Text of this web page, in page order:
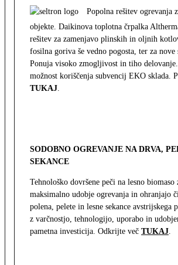
Popolna rešitev ogrevanja
objekte. Daikinova toplotna črpalka
rešitev za zamenjavo plinskih in oljnih
fosilna goriva še vedno pogosta, ter za nove
Ponuja visoko zmogljivost in tiho
možnost koriščenja subvencij EKO sklada.
TUKAJ.
SODOBNO OGREVANJE NA DRVA,
SEKANCE
Tehnološko dovršene peči na lesno biomaso
maksimalno udobje ogrevanja in ohranjajo
polena, pelete in lesne sekance avstrijskega
z varčnostjo, tehnologijo, uporabo in
pametna investicija. Odkrijte več TUKAJ.